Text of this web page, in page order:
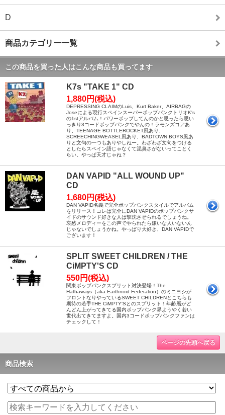
D
商品カテゴリー一覧
この商品を買った人はこんな商品も買ってます
K7s "TAKE 1" CD
1,880円(税込)
DEPRESSING CLAIMのLuis、Kurt Baker、AIRBAGの
Joseによる現行スペインスーパーポップパンクトリオK's
の1stアルバム！パワーポップしてんのかと思ったら思い
っきり3コードポップパンクでやんの！ラモンズコアあ
り、TEENAGE BOTTLEROCKET風あり、
SCREECHINGWEASEL風あり、BADTOWN BOYS風あ
りと文句の一つもありやしねー。わざわざ文句をつける
としたらスペイン語じゃなくて泥臭さがないってことく
らい。やっぱ天才じゃね？
DAN VAPID "ALL WOUND UP"
CD
1,680円(税込)
DAN VAPID名義で完全ポップパンクスタイルでアルバム
をリリース！コレは完全にDAN VAPIDのポップパンクサ
イドのサウンド好きな人は撃沈させられるでしょうね。
哀愁メロディーをこの声でやられたら嫌いな人いないん
じゃないでしょうかね。やっぱり大好き、DAN VAPIDで
ございます！
SPLIT SWEET CHILDREN / THE
CiMPTY'S CD
550円(税込)
関東ポップパンクスプリット対決登場！The
Hathaways（aka Earthnoid Federation）のミニヨシが
フロントなりやっているSWEET CHILDRENとこちらも
期待の若手THE CiMPTY'Sとのスプリット！年齢層がど
んどん上がってきてる国内ポップパンク界ようやく若い
世代出てきてますよ。国内3コードポップパンクファンは
チェックして！
ページの先頭へ戻る
商品検索